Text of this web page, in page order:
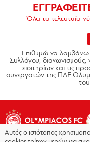
Όλα τα τελευταία
Επιθυμώ να λαμβάνω
Συλλόγου, διαγωνισμούς,
εισιτηρίων και τις
συνεργατών της ΠΑΕ
Αυτός ο ιστότοπος